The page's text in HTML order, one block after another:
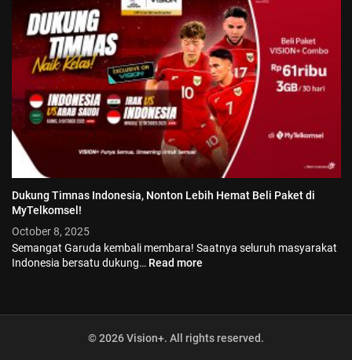
Dukung Timnas Indonesia, Nonton Lebih Hemat Beli Paket di
MyTelkomsel!
October 8, 2025
Semangat Garuda kembali membara! Saatnya seluruh masyarakat
Indonesia bersatu dukung… Read more
© 2026 Vision+. All rights reserved.